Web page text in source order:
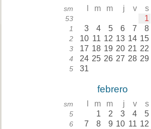
sm m m j v s
53 1
1 3 4 5 6 7 8
2 10 11 12 13 14 15
3 17 18 19 20 21 22
4 24 25 26 27 28 29
5 31
febrero
sm m m j v s
5 1 2 3 4 5
6 7 8 9 10 11 12